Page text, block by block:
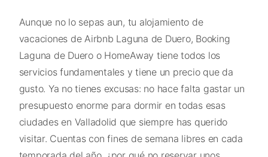
Aunque no lo sepas aun, tu alojamiento de
vacaciones de Airbnb Laguna de Duero, Booking
Laguna de Duero o HomeAway tiene todos los
servicios fundamentales y tiene un precio que da
gusto. Ya no tienes excusas: no hace falta gastar un
presupuesto enorme para dormir en todas esas
ciudades en Valladolid que siempre has querido
visitar. Cuentas con fines de semana libres en cada